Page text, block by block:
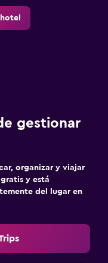
gestionar
organizar y viajar
y está
del lugar en